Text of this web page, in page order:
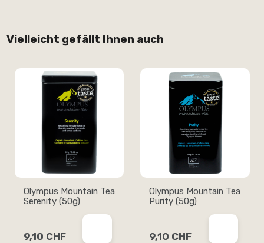
Vielleicht gefällt Ihnen auch
Olympus Mountain Tea
Serenity (50g)
9,10 CHF
Olympus Mountain Tea
Purity (50g)
9,10 CHF